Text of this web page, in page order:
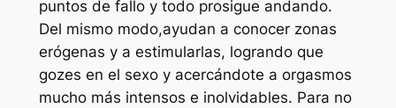
puntos de fallo y todo prosigue andando.
Del mismo modo,ayudan a conocer zonas
erógenas y a estimularlas, logrando que
gozes en el sexo y acercándote a orgasmos
mucho más intensos e inolvidables. Para no